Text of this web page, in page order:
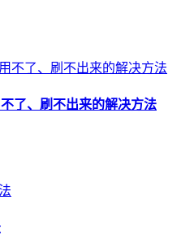
了、刷不出来的解决方法